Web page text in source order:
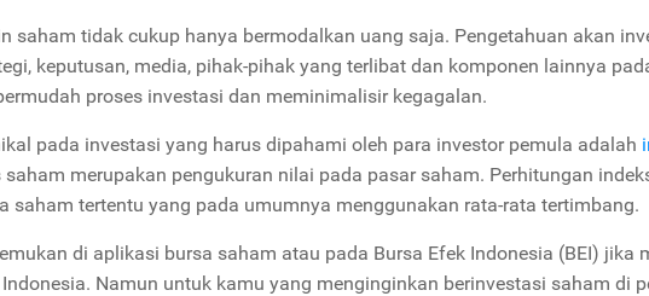
saham tidak cukup hanya bermodalkan uang saja. Pengetahuan akan
keputusan, media, pihak-pihak yang terlibat dan komponen lainnya
proses investasi dan meminimalisir kegagalan.
pada investasi yang harus dipahami oleh para investor pemula adalah
saham merupakan pengukuran nilai pada pasar saham. Perhitungan
saham tertentu yang pada umumnya menggunakan rata-rata tertimbang.
di aplikasi bursa saham atau pada Bursa Efek Indonesia (BEI) jika
Namun untuk kamu yang menginginkan berinvestasi saham di